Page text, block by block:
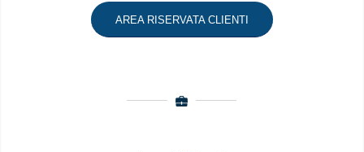
AREA RISERVATA CLIENTI